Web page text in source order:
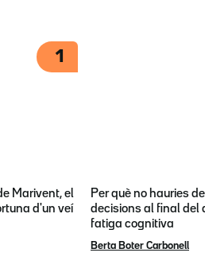
1
Marivent, el
d'un veí
Per què no hauries
decisions al final del
fatiga cognitiva
Berta Boter Carbonell